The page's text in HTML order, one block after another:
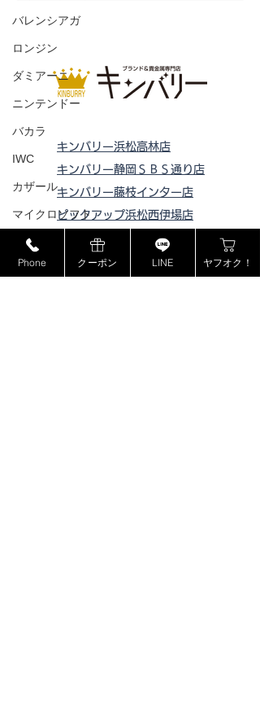
バレンシアガ
ロンジン
ダミアーニ
ニンテンドー
バカラ
IWC
カザール
マイクロソフト
ゴープロ
フェラガモ
キンバリー浜松高林店
キンバリー静岡ＳＢＳ通り店
キンバリー藤枝インター店
ピックアップ浜松西伊場店
ピックアップ掛川
店
ピックアップ磐田店
Phone クーポン LINE ヤフオク！